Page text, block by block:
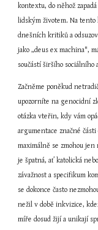
kontextu, do něhož
lidským životem. Na
dnešních kritiků a
jako „deus ex machina",
součástí širšího
Začněme poněkud
upozorníte na genocidní
otázka vteřin, kdy vám
argumentace značné
maximálně se zmohou
je špatná, ať katolická
závažnost a specifikum
se dokonce často
nežil v době inkvizice,
míře dosud žijí a unikají